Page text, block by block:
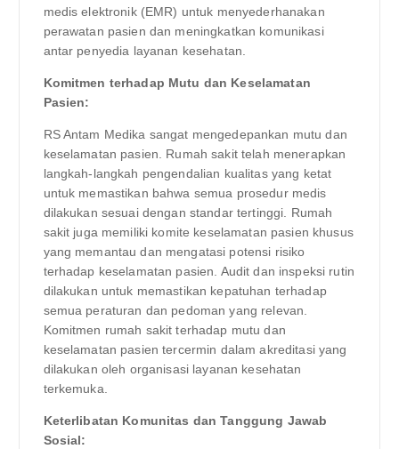
medis elektronik (EMR) untuk menyederhanakan
perawatan pasien dan meningkatkan komunikasi
antar penyedia layanan kesehatan.
Komitmen terhadap Mutu dan Keselamatan
Pasien:
RS Antam Medika sangat mengedepankan mutu dan
keselamatan pasien. Rumah sakit telah menerapkan
langkah-langkah pengendalian kualitas yang ketat
untuk memastikan bahwa semua prosedur medis
dilakukan sesuai dengan standar tertinggi. Rumah
sakit juga memiliki komite keselamatan pasien khusus
yang memantau dan mengatasi potensi risiko
terhadap keselamatan pasien. Audit dan inspeksi rutin
dilakukan untuk memastikan kepatuhan terhadap
semua peraturan dan pedoman yang relevan.
Komitmen rumah sakit terhadap mutu dan
keselamatan pasien tercermin dalam akreditasi yang
dilakukan oleh organisasi layanan kesehatan
terkemuka.
Keterlibatan Komunitas dan Tanggung Jawab
Sosial: